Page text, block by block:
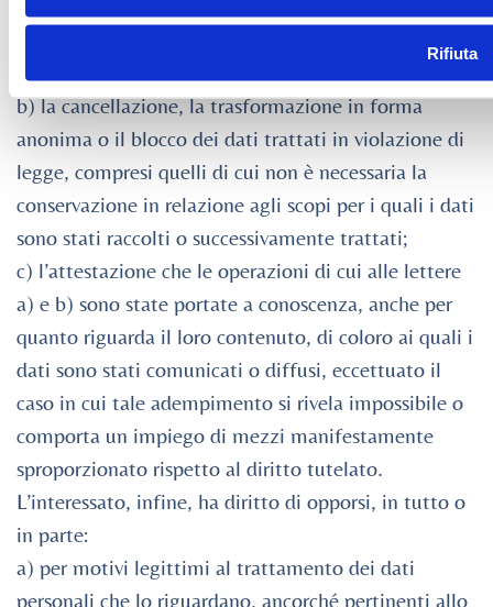
Rifiuta
vi ha interesse, l’integrazione dei dati;
b) la cancellazione, la trasformazione in forma
anonima o il blocco dei dati trattati in violazione di
legge, compresi quelli di cui non è necessaria la
conservazione in relazione agli scopi per i quali i dati
sono stati raccolti o successivamente trattati;
c) l’attestazione che le operazioni di cui alle lettere
a) e b) sono state portate a conoscenza, anche per
quanto riguarda il loro contenuto, di coloro ai quali i
dati sono stati comunicati o diffusi, eccettuato il
caso in cui tale adempimento si rivela impossibile o
comporta un impiego di mezzi manifestamente
sproporzionato rispetto al diritto tutelato.
L’interessato, infine, ha diritto di opporsi, in tutto o
in parte:
a) per motivi legittimi al trattamento dei dati
personali che lo riguardano, ancorché pertinenti allo